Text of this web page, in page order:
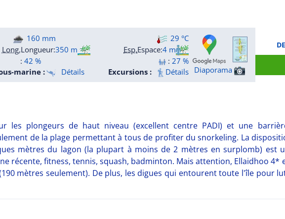
160 mm
29 °C
Long.Longueur:350 m Esp.Espace:4 m
: 42 % :27 %
marine : Détails Excursions : Détails Diaporama
les plongeurs de haut niveau (excellent centre PADI) et une
de la plage permettant à tous de profiter du snorkeling. La
mètres du lagon (la plupart à moins de 2 mètres en surplomb) est
récente, fitness, tennis, squash, badminton. Mais attention, Ellaidhoo 4*
mètres seulement). De plus, les digues qui entourent toute l'île pour